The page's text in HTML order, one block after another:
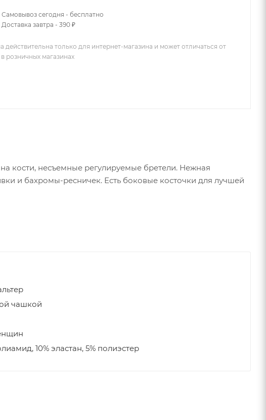
Самовывоз сегодня - бесплатно
Доставка завтра - 390 ₽
действительна только для интернет-магазина и может отличаться от
розничных магазинах
кости, несъемные регулируемые бретели. Нежная
и бахромы-ресничек. Есть боковые косточки для лучшей
чашкой
10% эластан, 5% полиэстер